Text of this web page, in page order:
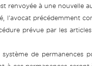
renvoyée à une nouvelle
l'avocat précédemment
prévue par les
de permanences